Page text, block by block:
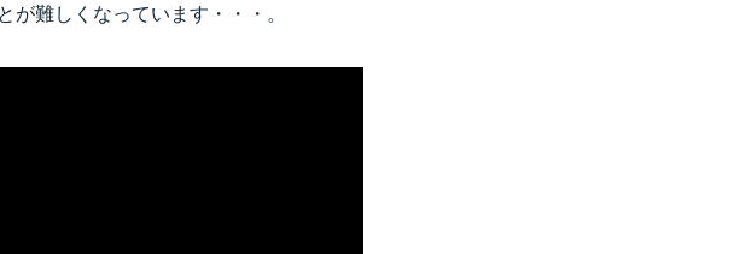
が難しくなっています・・・。